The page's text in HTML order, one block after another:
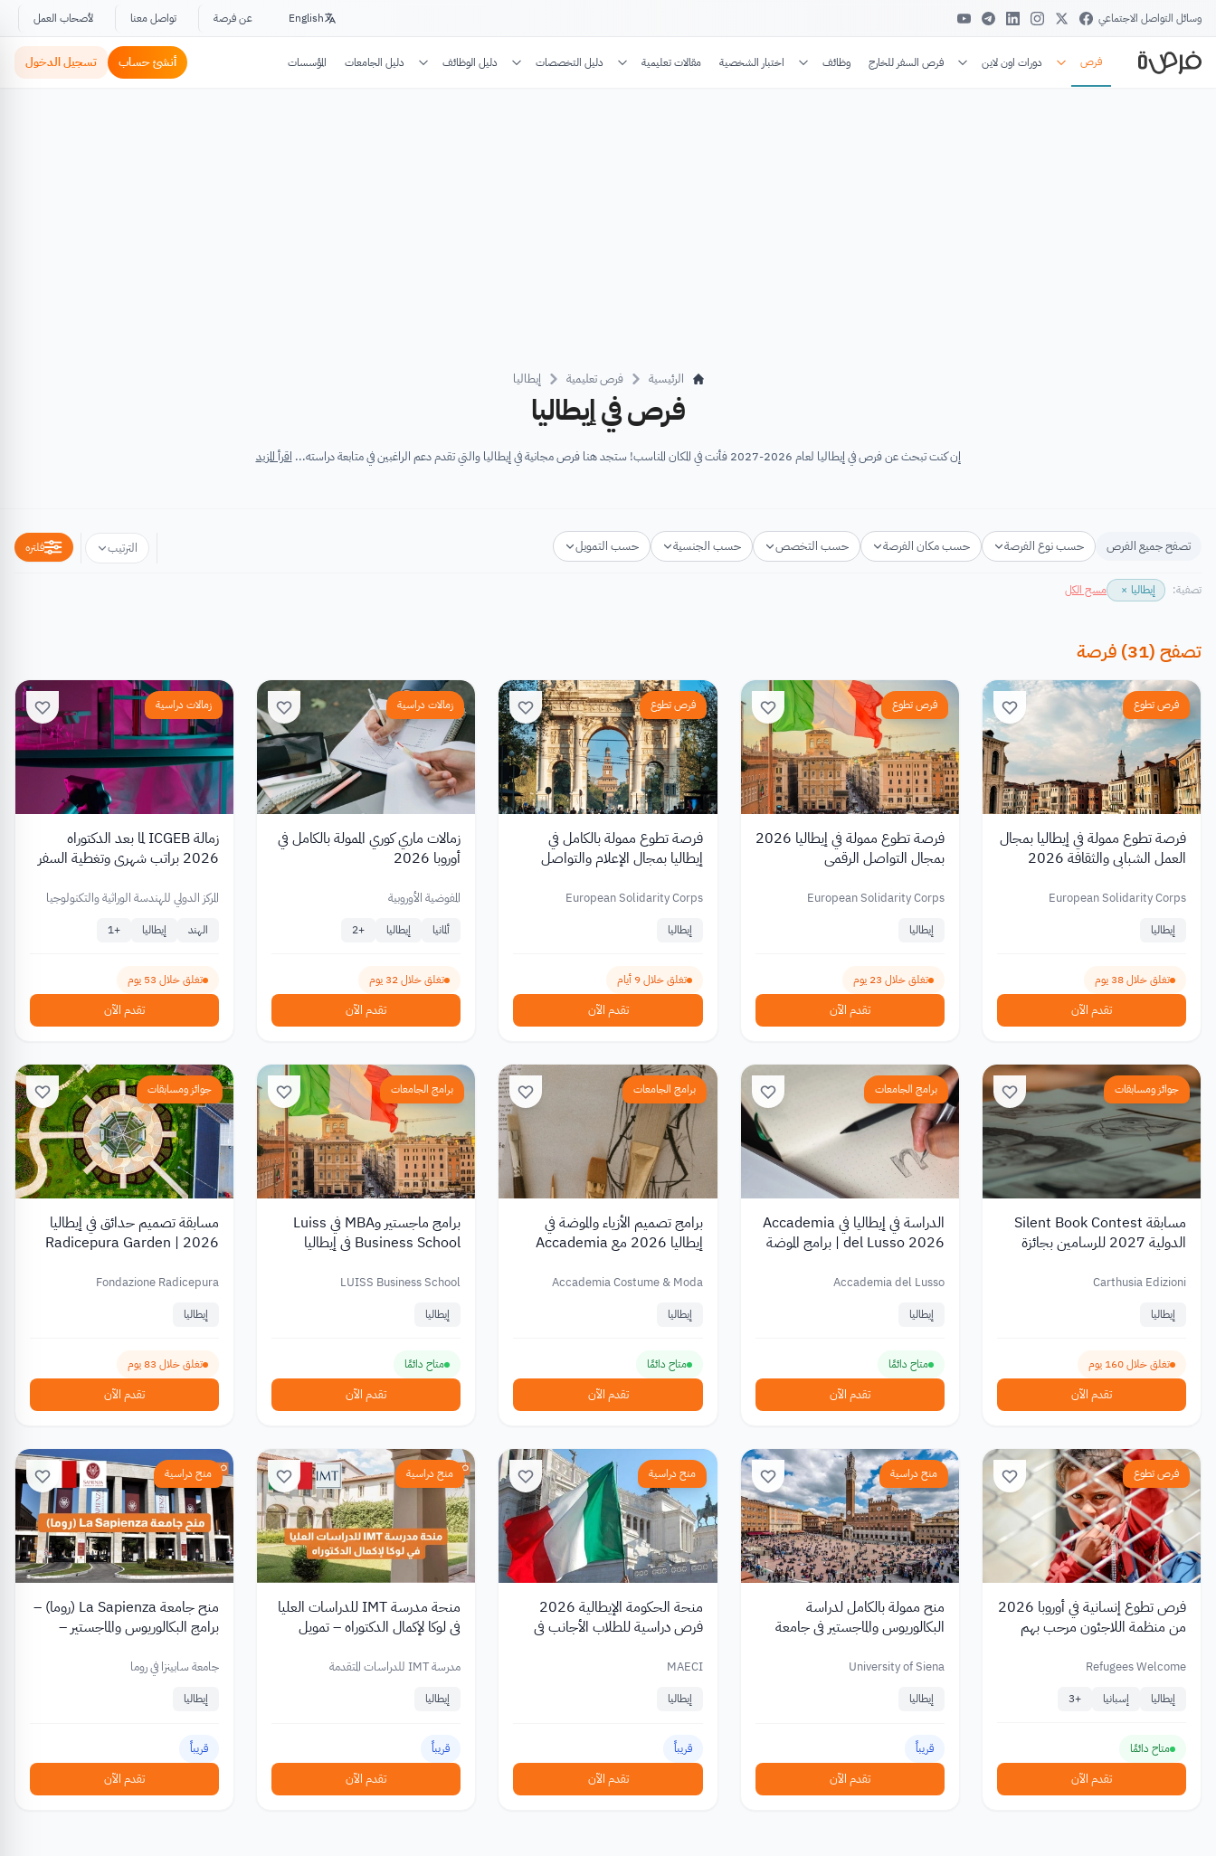
وسائل التواصل الاجتماعي English عن فرصة تواصل معنا لأصحاب العمل
فرص دورات اون لاين فرص السفر للخارج وظائف اختبار الشخصية مقالات تعليمية دليل التخصصات دليل الوظائف دليل الجامعات المؤسسات أنشئ حساب تسجيل الدخول
الرئيسية فرص تعليمية إيطاليا
فرص في إيطاليا
إن كنت تبحث عن فرص في إيطاليا لعام 2026-2027 فأنت في المكان المناسب! ستجد هنا فرص مجانية في إيطاليا والتي تقدم دعم الراغبين في متابعة دراسته... اقرأ المزيد
تصفح جميع الفرص حسب نوع الفرصة حسب مكان الفرصة حسب التخصص حسب الجنسية حسب التمويل الترتيب فلتره
تصفية: إيطاليا × مسح الكل
تصفح (
31
) فرصة
فرص تطوع
فرصة تطوع ممولة في إيطاليا بمجال
العمل الشبابي والثقافة 2026
European Solidarity Corps
إيطاليا
تغلق خلال 38 يوم
تقدم الآن
فرص تطوع
فرصة تطوع ممولة في إيطاليا 2026
بمجال التواصل الرقمي
European Solidarity Corps
إيطاليا
تغلق خلال 23 يوم
تقدم الآن
فرص تطوع
فرصة تطوع ممولة بالكامل في
إيطاليا بمجال الإعلام والتواصل
European Solidarity Corps
إيطاليا
تغلق خلال 9 أيام
تقدم الآن
زمالات دراسية
زمالات ماري كوري الممولة بالكامل في
أوروبا 2026
المفوضية الأوروبية
ألمانيا إيطاليا +
2
تغلق خلال 32 يوم
تقدم الآن
زمالات دراسية
زمالة ICGEB لما بعد الدكتوراه
2026 براتب شهري وتغطية السفر
المركز الدولي للهندسة الوراثية والتكنولوجيا
الهند إيطاليا +
1
تغلق خلال 53 يوم
تقدم الآن
جوائز ومسابقات
مسابقة Silent Book Contest
الدولية 2027 للرسامين بجائزة
Carthusia Edizioni
إيطاليا
تغلق خلال 160 يوم
تقدم الآن
برامج الجامعات
الدراسة في إيطاليا في Accademia
del Lusso 2026 | برامج الموضة
Accademia del Lusso
إيطاليا
متاح دائمًا
تقدم الآن
برامج الجامعات
برامج تصميم الأزياء والموضة في
إيطاليا 2026 مع Accademia
Accademia Costume & Moda
إيطاليا
متاح دائمًا
تقدم الآن
برامج الجامعات
برامج ماجستير وMBA في Luiss
Business School في إيطاليا
LUISS Business School
إيطاليا
متاح دائمًا
تقدم الآن
جوائز ومسابقات
مسابقة تصميم حدائق في إيطاليا
2026 | Radicepura Garden
Fondazione Radicepura
إيطاليا
تغلق خلال 83 يوم
تقدم الآن
فرص تطوع
فرص تطوع إنسانية في أوروبا 2026
من منظمة اللاجئون مرحب بهم
Refugees Welcome
إيطاليا إسبانيا +
3
متاح دائمًا
تقدم الآن
منح دراسية
منح ممولة بالكامل لدراسة
البكالوريوس والماجستير في جامعة
University of Siena
إيطاليا
قريباً
تقدم الآن
منح دراسية
منحة الحكومة الإيطالية 2026
فرص دراسية للطلاب الأجانب في
MAECI
إيطاليا
قريباً
تقدم الآن
منح دراسية
منحة مدرسة IMT للدراسات العليا
في لوكا لإكمال الدكتوراه – تمويل
مدرسة IMT للدراسات المتقدمة
إيطاليا
قريباً
تقدم الآن
منح دراسية
منح جامعة La Sapienza (روما) –
برامج البكالوريوس والماجستير –
جامعة سابينزا في روما
إيطاليا
قريباً
تقدم الآن